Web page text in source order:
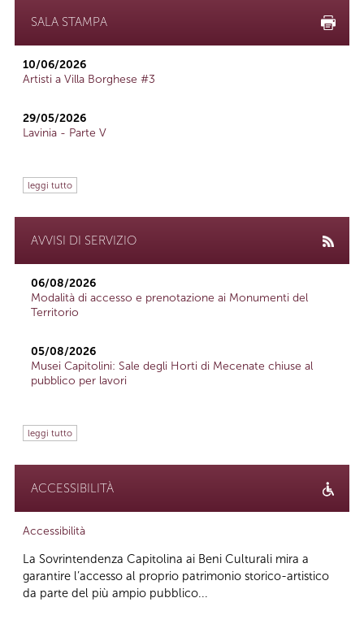
SALA STAMPA
10/06/2026
Artisti a Villa Borghese #3
29/05/2026
Lavinia - Parte V
leggi tutto
AVVISI DI SERVIZIO
06/08/2026
Modalità di accesso e prenotazione ai Monumenti del
Territorio
05/08/2026
Musei Capitolini: Sale degli Horti di Mecenate chiuse al
pubblico per lavori
leggi tutto
ACCESSIBILITÀ
Accessibilità
La Sovrintendenza Capitolina ai Beni Culturali mira a
garantire l’accesso al proprio patrimonio storico-artistico
da parte del più ampio pubblico...